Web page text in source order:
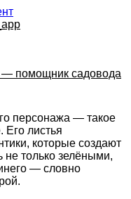
помощник садовода
персонажа — такое
Его листья
которые создают
не только зелёными,
— словно